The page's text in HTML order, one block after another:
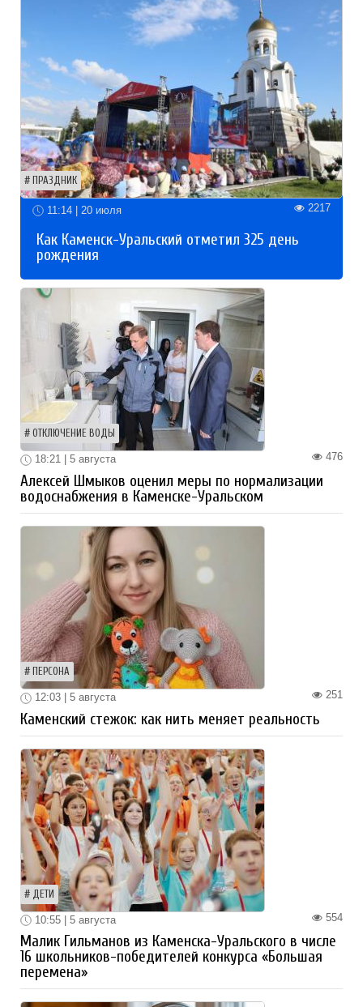
ПРАЗДНИК
11:14 | 20 июля 2217
Как Каменск-Уральский отметил 325 день
рождения
ОТКЛЮЧЕНИЕ ВОДЫ
476
18:21 | 5 августа
Алексей Шмыков оценил меры по нормализации
водоснабжения в Каменске-Уральском
ПЕРСОНА
251
12:03 | 5 августа
Каменский стежок: как нить меняет реальность
ДЕТИ
554
10:55 | 5 августа
Малик Гильманов из Каменска-Уральского в числе
16 школьников-победителей конкурса «Большая
перемена»